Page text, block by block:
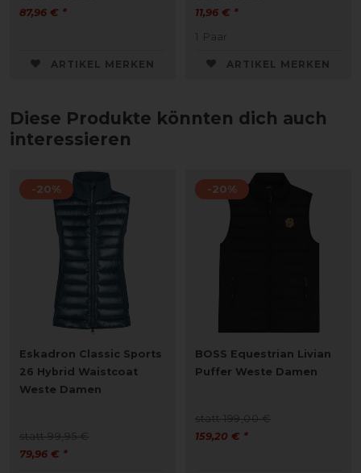
87,96 € *
ARTIKEL MERKEN
11,96 € *
1 Paar
ARTIKEL MERKEN
Diese Produkte könnten dich auch
interessieren
-20%
Eskadron Classic Sports
26 Hybrid Waistcoat
Weste Damen
statt 99,95 €
79,96 € *
-20%
BOSS Equestrian Livian
Puffer Weste Damen
statt 199,00 €
159,20 € *